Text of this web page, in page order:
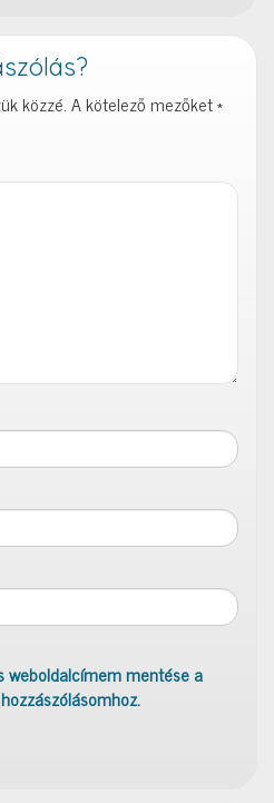
közzé.A kötelező mezőket*
weboldalcímem mentése a